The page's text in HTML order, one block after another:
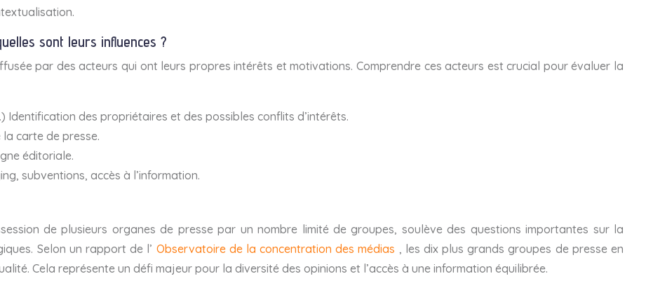
sont leurs influences ?
par des acteurs qui ont leurs propres intérêts et motivations. Comprendre ces acteurs est crucial pour évaluer la
Identification des propriétaires et des possibles conflits d’intérêts.
carte de presse.
éditoriale.
subventions, accès à l’information.
de plusieurs organes de presse par un nombre limité de groupes, soulève des questions importantes sur la
Selon un rapport de l’ Observatoire de la concentration des médias , les dix plus grands groupes de presse en
Cela représente un défi majeur pour la diversité des opinions et l’accès à une information équilibrée.